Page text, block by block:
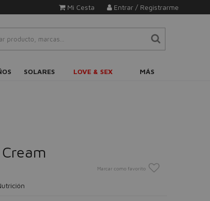
Entrar / Registrarme
Mi Cesta
SOLARES LOVE & SEX MÁS
Marcar como favorito